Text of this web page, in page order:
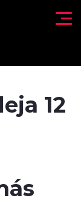
12